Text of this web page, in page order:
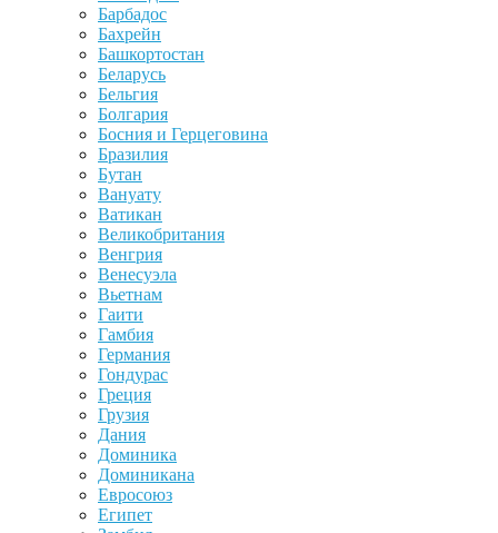
Барбадос
Бахрейн
Башкортостан
Беларусь
Бельгия
Болгария
Босния и Герцеговина
Бразилия
Бутан
Вануату
Ватикан
Великобритания
Венгрия
Венесуэла
Вьетнам
Гаити
Гамбия
Германия
Гондурас
Греция
Грузия
Дания
Доминика
Доминикана
Евросоюз
Египет